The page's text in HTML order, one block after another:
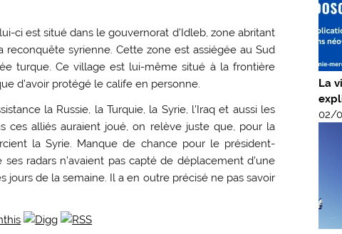
ci est situé dans le gouvernorat d’Idleb, zone abritant
syrienne. Cette zone est assiégée au Sud
turque. Ce village est lui-même situé à la frontière
d’avoir protégé le calife en personne.
la Russie, la Turquie, la Syrie, l’Iraq et aussi les
alliés auraient joué, on relève juste que, pour la
la Syrie. Manque de chance pour le président-
radars n’avaient pas capté de déplacement d’une
jours de la semaine. Il a en outre précisé ne pas savoir
La
02/